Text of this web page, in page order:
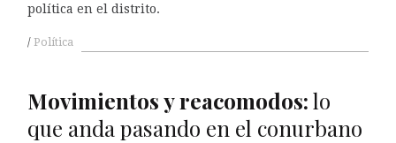
política en el distrito.
Política
Movimientos y reacomodos:lo
que anda pasando en el conurbano